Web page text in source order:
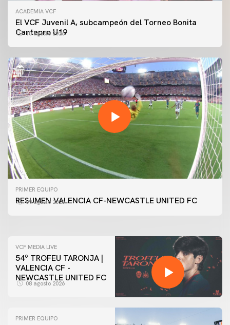
ACADEMIA VCF
El VCF Juvenil A, subcampeón del Torneo Bonita
Cantepro U19
10 agosto 2026
PRIMER EQUIPO
RESUMEN VALENCIA CF-NEWCASTLE UNITED FC
09 agosto 2026
PRIMER EQUIPO
GALERÍA | VALENCIA CF - NEWCASTLE UNITED FC
54ª EDICIÓN TROFEU TARONJA
VCF MEDIA LIVE
54º TROFEU TARONJA |
VALENCIA CF -
NEWCASTLE UNITED FC
08 agosto 2026
PRIMER EQUIPO